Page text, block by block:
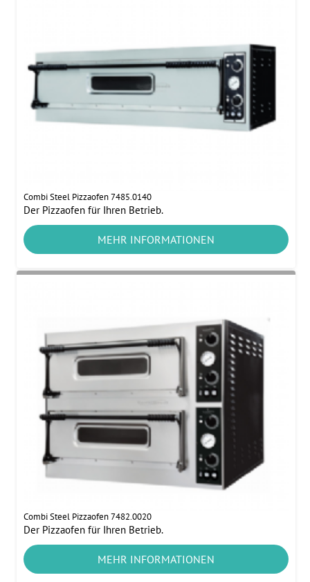
Combi Steel Pizzaofen 7485.0140
Der Pizzaofen für Ihren Betrieb.
MEHR INFORMATIONEN
Combi Steel Pizzaofen 7482.0020
Der Pizzaofen für Ihren Betrieb.
MEHR INFORMATIONEN